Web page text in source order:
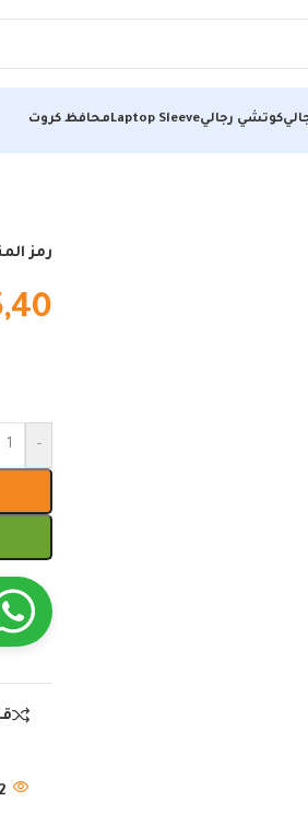
كوتشي رجاليLaptop Sleeveمحافظ كروت
رمز
-
2